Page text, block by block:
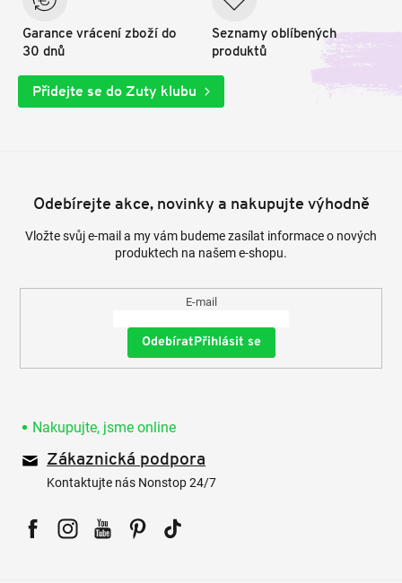
Garance vrácení zboží do
30 dnů
Seznamy oblíbených
produktů
Přidejte se do Zuty klubu
Odebírejte akce, novinky a nakupujte výhodně
Vložte svůj e-mail a my vám budeme zasílat informace o nových
produktech na našem e-shopu.
E-mail
Přihlásit se
Nakupujte, jsme online
Zákaznická podpora
Kontaktujte nás Nonstop 24/7